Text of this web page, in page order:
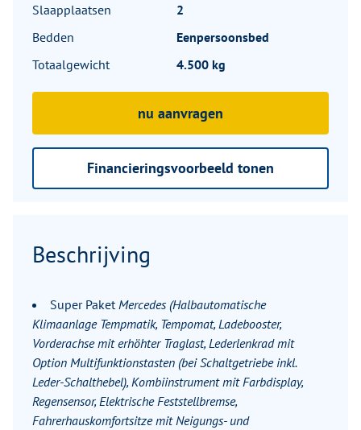
Slaapplaatsen
2
Bedden
Eenpersoonsbed
Totaalgewicht
4.500 kg
nu aanvragen
Financieringsvoorbeeld tonen
Beschrijving
Super PaketMercedes (Halbautomatische
Klimaanlage Tempmatik, Tempomat, Ladebooster,
Vorderachse mit erhöhter Traglast, Lederlenkrad mit
Option Multifunktionstasten (bei Schaltgetriebe inkl.
Leder-Schalthebel), Kombiinstrument mit Farbdisplay,
Regensensor, Elektrische Feststellbremse,
Fahrerhauskomfortsitze mit Neigungs- und